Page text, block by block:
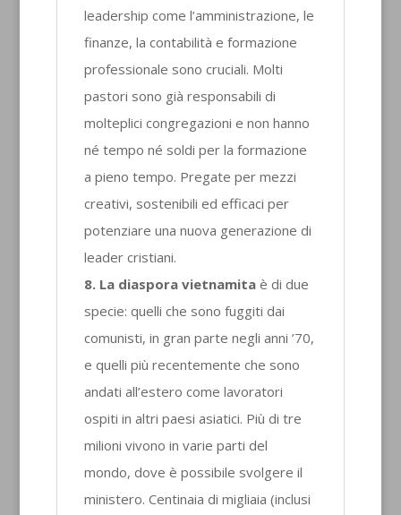
leadership come l’amministrazione, le
finanze, la contabilità e formazione
professionale sono cruciali. Molti
pastori sono già responsabili di
molteplici congregazioni e non hanno
né tempo né soldi per la formazione
a pieno tempo. Pregate per mezzi
creativi, sostenibili ed efficaci per
potenziare una nuova generazione di
leader cristiani.
8. La diaspora vietnamitaè di due
specie: quelli che sono fuggiti dai
comunisti, in gran parte negli anni ’70,
e quelli più recentemente che sono
andati all’estero come lavoratori
ospiti in altri paesi asiatici. Più di tre
milioni vivono in varie parti del
mondo, dove è possibile svolgere il
ministero. Centinaia di migliaia (inclusi